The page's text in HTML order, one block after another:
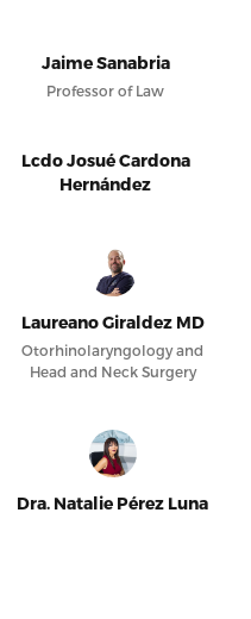
Jaime Sanabria
Professor of Law
Lcdo Josué Cardona
Hernández
Laureano Giraldez MD
Otorhinolaryngology and
Head and Neck Surgery
Dra. Natalie Pérez Luna